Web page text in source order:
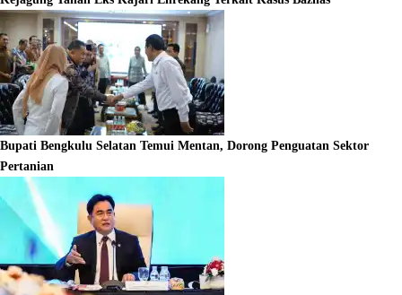
Bupati Bengkulu Selatan Temui Mentan, Dorong Penguatan Sektor
Pertanian